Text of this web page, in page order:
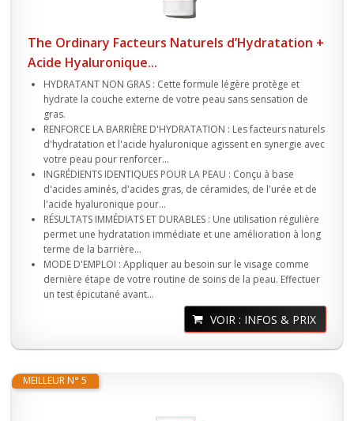
The Ordinary Facteurs Naturels d’Hydratation +
Acide Hyaluronique...
HYDRATANT NON GRAS : Cette formule légère protège et
hydrate la couche externe de votre peau sans sensation de
gras.
RENFORCE LA BARRIÈRE D'HYDRATATION : Les facteurs naturels
d'hydratation et l'acide hyaluronique agissent en synergie avec
votre peau pour renforcer...
INGRÉDIENTS IDENTIQUES POUR LA PEAU : Conçu à base
d'acides aminés, d'acides gras, de céramides, de l'urée et de
l'acide hyaluronique pour...
RÉSULTATS IMMÉDIATS ET DURABLES : Une utilisation régulière
permet une hydratation immédiate et une amélioration à long
terme de la barrière...
MODE D'EMPLOI : Appliquer au besoin sur le visage comme
dernière étape de votre routine de soins de la peau. Effectuer
un test épicutané avant...
VOIR : INFOS & PRIX
MEILLEUR N° 5